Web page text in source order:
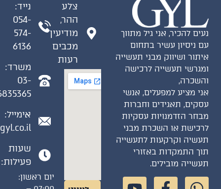
נעים להכיר, אני גיל מתווך
עם ניסיון עשיר בתחום
איתור ושיווק מבני תעשייה
ומגרשי תעשייה לרכישה
והשכרה,
אני מציע למפעלים, אנשי
עסקים, תאגידים וחברות
מבחר הזדמנויות עסקיות
לרכישת או השכרת מבני
תעשיה וקרקעות לתעשייה
תוך התמקדות באזורי
תעשייה מובילים.
צלע
ההר,
מודיעין
מכבים
רעות
נייד:
054-
574-
6136
משרד:
03-
אימייל:
שעות
פעילות:
יום ראשון: